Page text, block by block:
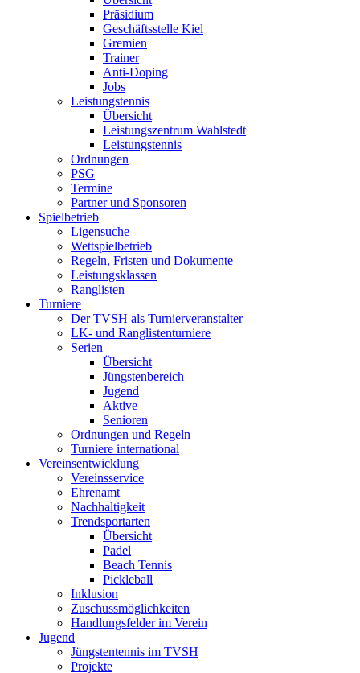
Präsidium
Geschäftsstelle Kiel
Gremien
Trainer
Anti-Doping
Jobs
Leistungstennis
Übersicht
Leistungszentrum Wahlstedt
Leistungstennis
Ordnungen
PSG
Termine
Partner und Sponsoren
Spielbetrieb
Ligensuche
Wettspielbetrieb
Regeln, Fristen und Dokumente
Leistungsklassen
Ranglisten
Turniere
Der TVSH als Turnierveranstalter
LK- und Ranglistenturniere
Serien
Übersicht
Jüngstenbereich
Jugend
Aktive
Senioren
Ordnungen und Regeln
Turniere international
Vereinsentwicklung
Vereinsservice
Ehrenamt
Nachhaltigkeit
Trendsportarten
Übersicht
Padel
Beach Tennis
Pickleball
Inklusion
Zuschussmöglichkeiten
Handlungsfelder im Verein
Jugend
Jüngstentennis im TVSH
Projekte